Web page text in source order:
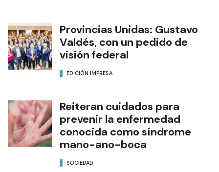
Provincias Unidas: Gustavo
Valdés, con un pedido de
visión federal
EDICIÓN IMPRESA
Reiteran cuidados para
prevenir la enfermedad
conocida como síndrome
mano-ano-boca
SOCIEDAD